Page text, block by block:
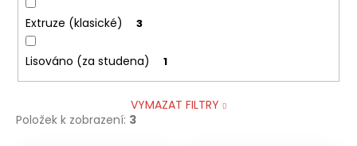
Extruze (klasické) 3
Lisováno (za studena) 1
VYMAZAT FILTRY
Položek k zobrazení: 3